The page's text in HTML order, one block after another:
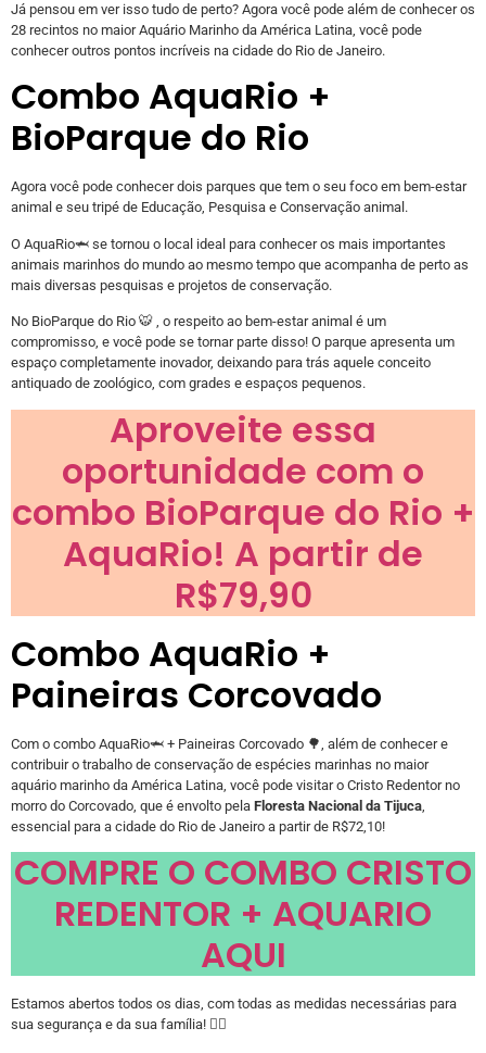
Já pensou em ver isso tudo de perto? Agora você pode além de conhecer os
28 recintos no maior Aquário Marinho da América Latina, você pode
conhecer outros pontos incríveis na cidade do Rio de Janeiro.
Combo AquaRio +
BioParque do Rio
Agora você pode conhecer dois parques que tem o seu foco em bem-estar
animal e seu tripé de Educação, Pesquisa e Conservação animal.
O AquaRio🦈 se tornou o local ideal para conhecer os mais importantes
animais marinhos do mundo ao mesmo tempo que acompanha de perto as
mais diversas pesquisas e projetos de conservação.
No BioParque do Rio 🐯 , o respeito ao bem-estar animal é um
compromisso, e você pode se tornar parte disso! O parque apresenta um
espaço completamente inovador, deixando para trás aquele conceito
antiquado de zoológico, com grades e espaços pequenos.
Aproveite essa
oportunidade com o
combo BioParque do Rio +
AquaRio! A partir de
R$79,90
Combo AquaRio +
Paineiras Corcovado
Com o combo AquaRio🦈 + Paineiras Corcovado 🌳, além de conhecer e
contribuir o trabalho de conservação de espécies marinhas no maior
aquário marinho da América Latina, você pode visitar o Cristo Redentor no
morro do Corcovado, que é envolto pela Floresta Nacional da Tijuca
essencial para a cidade do Rio de Janeiro a partir de R$72,10!
COMPRE O COMBO CRISTO
REDENTOR + AQUARIO
AQUI
Estamos abertos todos os dias, com todas as medidas necessárias para
sua segurança e da sua família! 👇🏽